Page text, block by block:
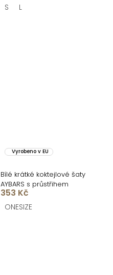
S L
Vyrobeno v EU
Bílé krátké koktejlové šaty
AYBARS s průstřihem
353 Kč
ONESIZE